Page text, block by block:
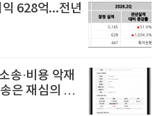
628억...전년
송·비용 악재
은 재심의 청